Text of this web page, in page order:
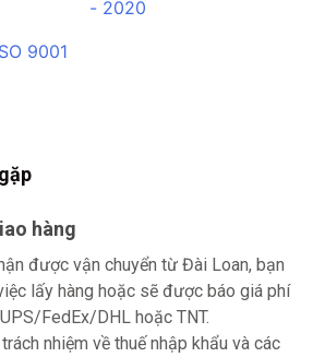
hàng
được vận chuyển từ Đài Loan, bạn
lấy hàng hoặc sẽ được báo giá phí
FedEx/DHL hoặc TNT.
nhiệm về thuế nhập khẩu và các